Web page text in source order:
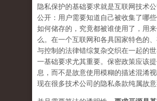
隐私保护的基础要求就是互联网技术
公开：用户需要知道自己被收集了哪
如何储存的，究竟都被谁使用了，用
么。在一个互联网和各具国家特色的
与控制的法律错综复杂交织在一起的
一基础要求尤其重要。保密政策应该
息，而不是故意使用模糊的描述混淆
现在很多技术公司的隐私条款纯属故意